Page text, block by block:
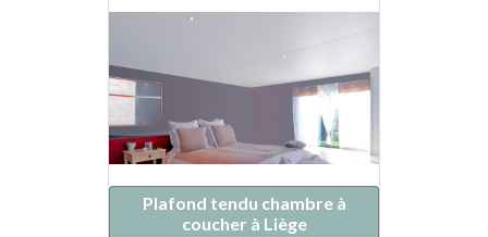
Plafond tendu chambre à
coucher à Liège